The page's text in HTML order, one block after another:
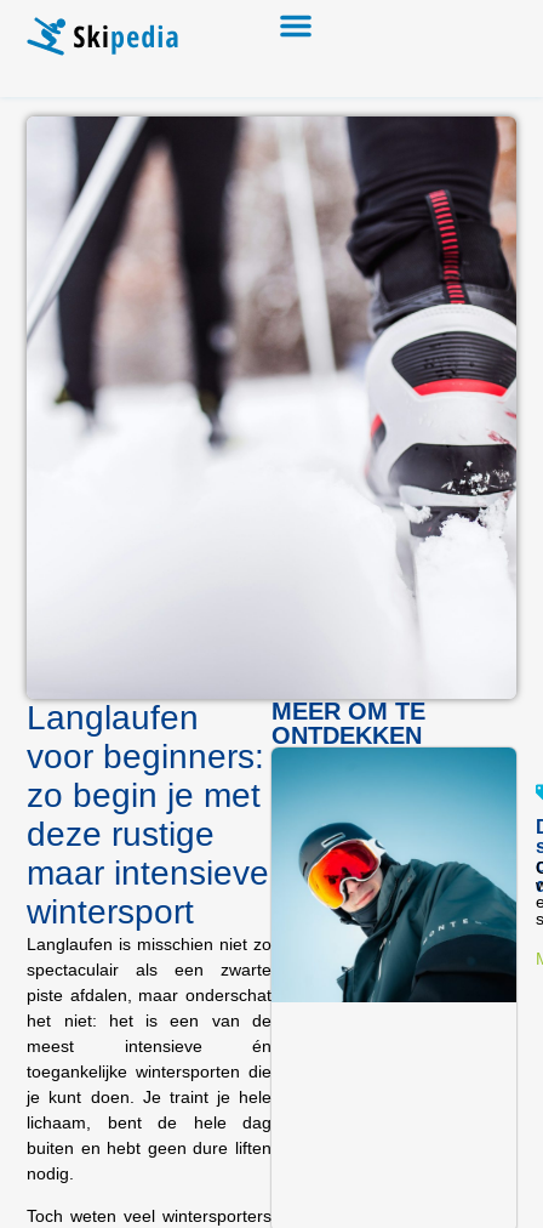
Langlaufen
voor beginners:
zo begin je met
deze rustige
maar intensieve
wintersport
Langlaufen is misschien niet zo
spectaculair als een zwarte
piste afdalen, maar onderschat
het niet: het is een van de
meest intensieve én
toegankelijke wintersporten die
je kunt doen. Je traint je hele
lichaam, bent de hele dag
buiten en hebt geen dure liften
nodig.
Toch weten veel wintersporters
MEER OM TE
ONTDEKKEN